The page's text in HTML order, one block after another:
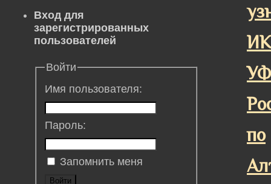
по
Вход для
зарегистрированных
пользователей
Войти
Имя пользователя:
Пароль:
Запомнить меня
Войти